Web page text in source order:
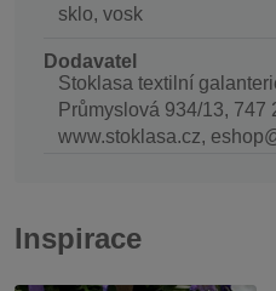
sklo, vosk
Dodavatel
Stoklasa textilní
Průmyslová 934/13, 747
www.stoklasa.cz,
Inspirace